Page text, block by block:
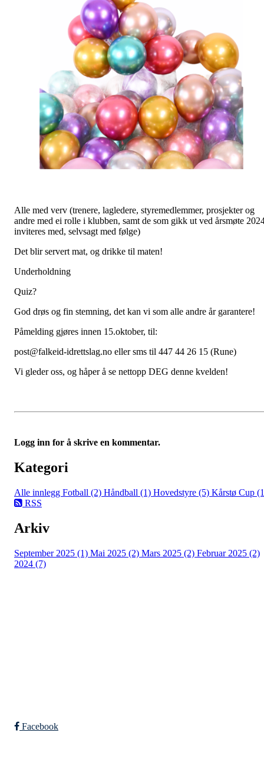
Alle med verv (trenere, lagledere, styremedlemmer, prosjekter og
andre med ei rolle i klubben, samt de som gikk ut ved årsmøte
inviteres med, selvsagt med følge)
Det blir servert mat, og drikke til maten!
Underholdning
Quiz?
God drøs og fin stemning, det kan vi som alle andre år garantere!
Påmelding gjøres innen 15.oktober, til:
post@falkeid-idrettslag.no eller sms til 447 44 26 15 (Rune)
Vi gleder oss, og håper å se nettopp DEG denne kvelden!
Logg inn for å skrive en kommentar.
Kategori
Alle innlegg Fotball (2) Håndball (1) Hovedstyre (5) Kårstø Cup
RSS
Arkiv
September 2025 (1) Mai 2025 (2) Mars 2025 (2) Februar 2025 (2)
2024 (7)
Facebook